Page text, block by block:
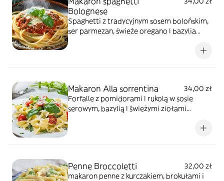
Bolognese
Spaghetti z tradycyjnym sosem bolońskim,
ser parmezan, świeże oregano I bazylia
Makaron Alla sorrentina
34,00 zł
Forfalle z pomidorami I rukolą w sosie
serowym, bazylią I świeżymi ziołami
Penne Broccoletti
32,00 zł
makaron penne z kurczakiem, brokułami i